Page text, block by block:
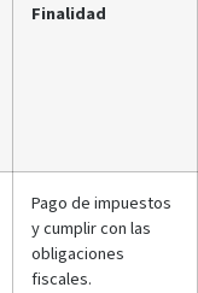
Finalidad
Pago de impuestos
y cumplir con las
obligaciones
fiscales.